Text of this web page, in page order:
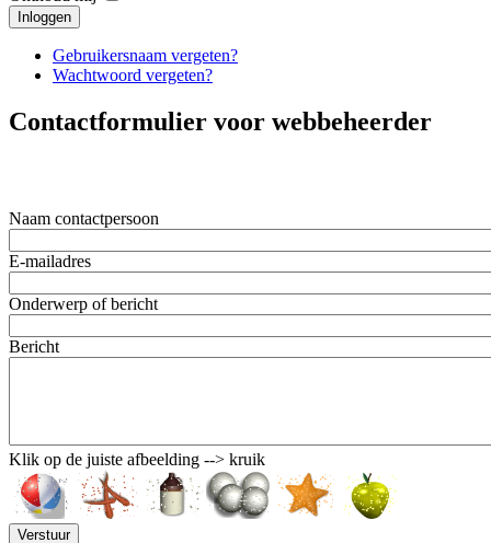
Inloggen
Gebruikersnaam vergeten?
Wachtwoord vergeten?
Contactformulier voor webbeheerder
Naam contactpersoon
E-mailadres
Onderwerp of bericht
Bericht
Klik op de juiste afbeelding --> kruik